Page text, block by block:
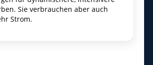
Sie verbrauchen aber auch
Strom.